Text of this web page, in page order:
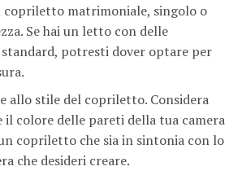
copriletto matrimoniale, singolo o
Se hai un letto con delle
potresti dover optare per
allo stile del copriletto. Considera
il colore delle pareti della tua camera
copriletto che sia in sintonia con lo
che desideri creare.